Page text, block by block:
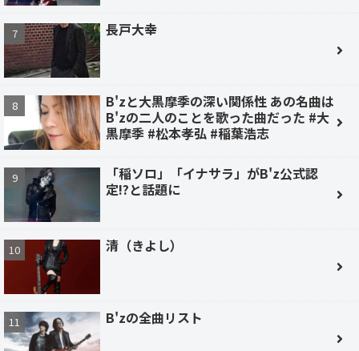
長戸大幸
B'zと大黒摩季の深い関係性 あの名曲は
B'zの二人のことを歌った曲だった #大
黒摩季 #松本孝弘 #稲葉浩志
「稲ソロ」「イナサラ」がB'z公式認
定!?と話題に
清（きよし）
B'zの全曲リスト